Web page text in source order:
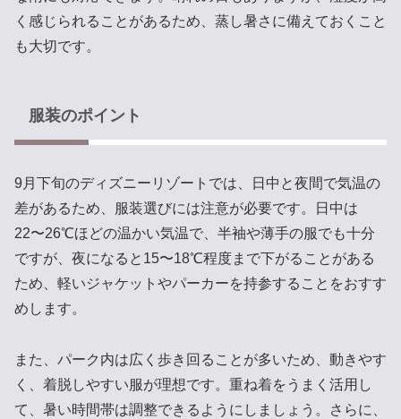
く感じられることがあるため、蒸し暑さに備えておくこと
も大切です。
服装のポイント
9月下旬のディズニーリゾートでは、日中と夜間で気温の
差があるため、服装選びには注意が必要です。日中は
22〜26℃ほどの温かい気温で、半袖や薄手の服でも十分
ですが、夜になると15〜18℃程度まで下がることがある
ため、軽いジャケットやパーカーを持参することをおすす
めします。
また、パーク内は広く歩き回ることが多いため、動きやす
く、着脱しやすい服が理想です。重ね着をうまく活用し
て、暑い時間帯は調整できるようにしましょう。さらに、